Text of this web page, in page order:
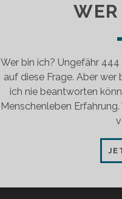
Wer bin ich? Ungefähr
auf diese Frage. Aber wer
ich nie beantworten
Menschenleben